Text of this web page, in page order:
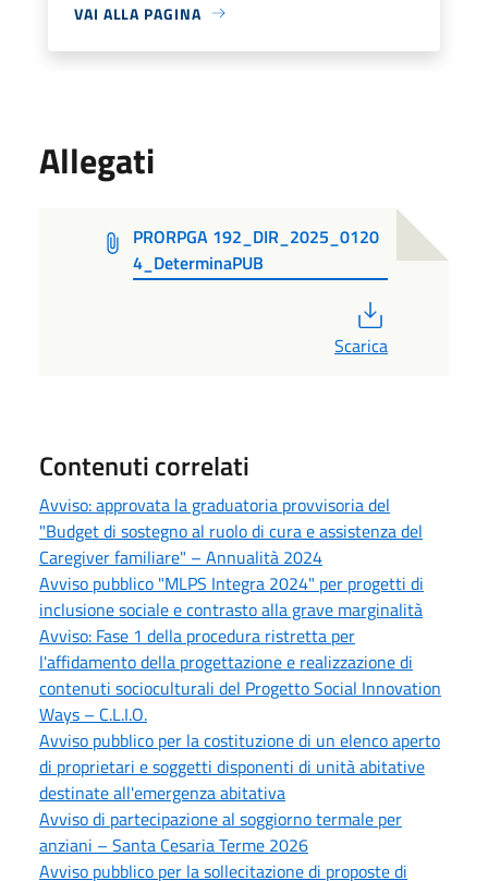
VAI ALLA PAGINA
Allegati
PRORPGA 192_DIR_2025_0120
4_DeterminaPUB
Scarica
Contenuti correlati
Avviso: approvata la graduatoria provvisoria del
"Budget di sostegno al ruolo di cura e assistenza del
Caregiver familiare" – Annualità 2024
Avviso pubblico "MLPS Integra 2024" per progetti di
inclusione sociale e contrasto alla grave marginalità
Avviso: Fase 1 della procedura ristretta per
l'affidamento della progettazione e realizzazione di
contenuti socioculturali del Progetto Social Innovation
Ways – C.L.I.O.
Avviso pubblico per la costituzione di un elenco aperto
di proprietari e soggetti disponenti di unità abitative
destinate all'emergenza abitativa
Avviso di partecipazione al soggiorno termale per
anziani – Santa Cesaria Terme 2026
Avviso pubblico per la sollecitazione di proposte di